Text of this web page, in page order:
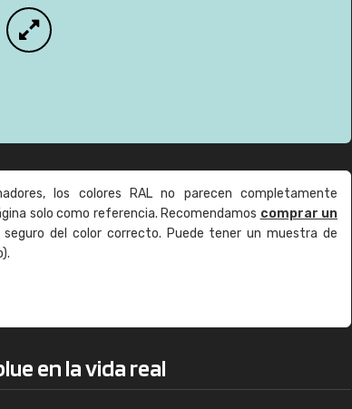
los colores RAL no parecen completamente
solo como referencia. Recomendamos comprar un
del color correcto. Puede tener un muestra de
en la vida real
Enrique